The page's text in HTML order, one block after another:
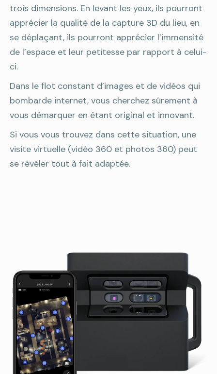
trois dimensions. En levant les yeux, ils pourront
apprécier la qualité de la capture 3D du lieu, en
se déplaçant, ils pourront apprécier l’immensité
de l’espace et leur petitesse par rapport à celui-
ci.
Dans le flot constant d’images et de vidéos qui
bombarde internet, vous cherchez sûrement à
vous démarquer en étant original et innovant.
Si vous vous trouvez dans cette situation, une
visite virtuelle (vidéo 360 et photos 360) peut
se révéler tout à fait adaptée.